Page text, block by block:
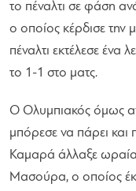
το πέναλτι σε φάση
ο οποίος κέρδισε
πέναλτι εκτέλεσε ένα
το 1-1 στο ματς.
Ο Ολυμπιακός όμως
μπόρεσε να πάρει
Καμαρά άλλαξε ωραία
Μασούρα, ο οποίος